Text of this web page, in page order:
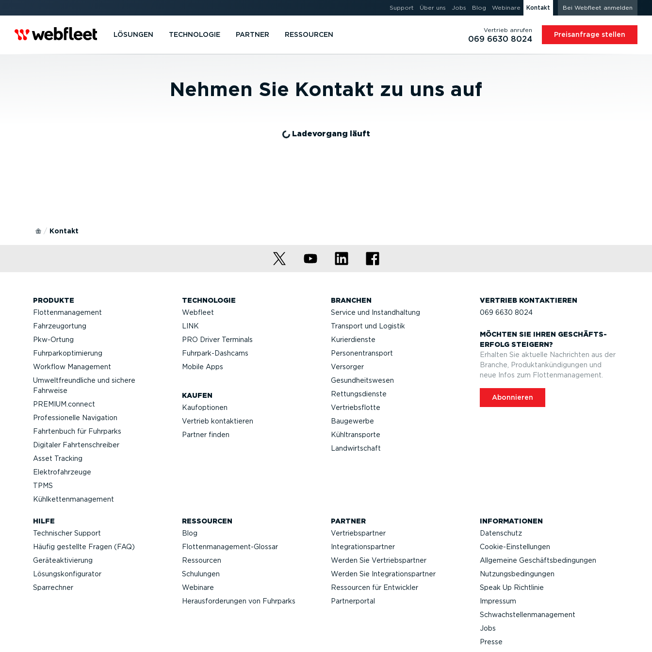
Support Über uns Jobs Blog Webinare Kontakt Bei Webfleet anmelden
LÖSUNGEN TECHNOLOGIE PARTNER RESSOURCEN
Vertrieb anrufen
069 6630 8024 Preis­an­frage stellen
Nehmen Sie Kontakt zu uns auf
Ladevorgang läuft
Kontakt
PRODUKTE
Flotten­ma­nagement
Fahrzeu­g­ortung
Pkw-Ortung
Fuhrpar­k­op­ti­mierung
Workflow Management
Umwelt­freund­liche und sichere
Fahrweise
PREMIUM.connect
Profes­sio­nelle Navigation
Fahrtenbuch für Fuhrparks
Digitaler Fahrten­schreiber
Asset Tracking
Elektro­fahr­zeuge
TPMS
Kühlket­ten­ma­nagement
TECHNOLOGIE
Webfleet
LINK
PRO Driver Terminals
Fuhrpar­k-Da­shcams
Mobile Apps
KAUFEN
Kaufop­tionen
Vertrieb kontak­tieren
Partner finden
BRANCHEN
Service und Instand­haltung
Transport und Logistik
Kurier­dienste
Perso­nen­transport
Versorger
Gesund­heits­wesen
Rettungs­dienste
Vertriebs­flotte
Baugewerbe
Kühltrans­porte
Landwirt­schaft
VERTRIEB KONTAK­TIEREN
069 6630 8024
MÖCHTEN SIE IHREN GESCHÄFTS­
ERFOLG STEIGERN?
Erhalten Sie aktuelle Nachrichten aus der
Branche, Produktan­kün­di­gungen und
neue Infos zum Flotten­ma­nagement.
Abonnieren
HILFE
Technischer Support
Häufig gestellte Fragen (FAQ)
Geräteak­ti­vierung
Lösungs­kon­fi­gu­rator
Sparrechner
RESSOURCEN
Blog
Flotten­management-Glossar
Ressourcen
Schulungen
Webinare
Heraus­for­de­rungen von Fuhrparks
PARTNER
Vertriebs­partner
Integra­ti­ons­partner
Werden Sie Vertriebs­partner
Werden Sie Integra­ti­ons­partner
Ressourcen für Entwickler
Partner­portal
INFOR­MA­TIONEN
Datenschutz
Cookie-Ein­stel­lungen
Allgemeine Geschäfts­be­din­gungen
Nutzungs­be­din­gungen
Speak Up Richtlinie
Impressum
Schwach­stel­len­ma­nagement
Jobs
Presse